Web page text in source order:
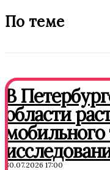
По теме
В
области
30.07.2026 17:00